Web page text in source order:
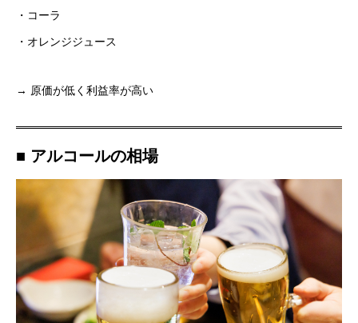
・コーラ
・オレンジジュース
→ 原価が低く利益率が高い
■ アルコールの相場